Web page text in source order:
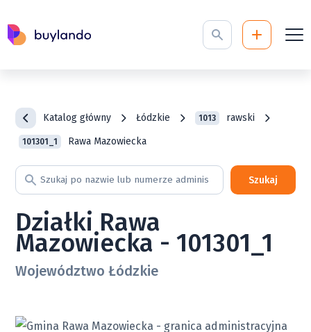
Katalog główny Łódzkie 1013 rawski
101301_1 Rawa Mazowiecka
Szukaj
Działki Rawa
Mazowiecka - 101301_1
Województwo Łódzkie